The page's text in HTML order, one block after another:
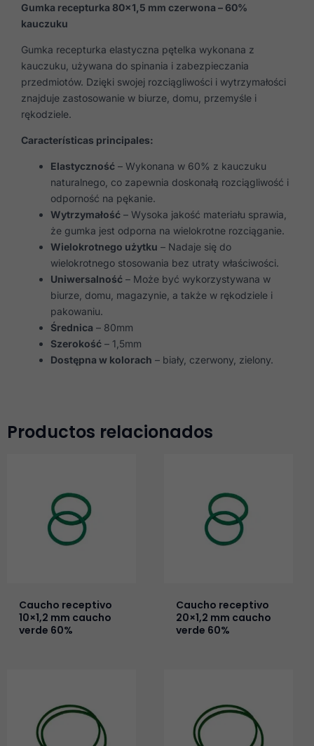
Gumka recepturka 80×1,5 mm czerwona – 60%
kauczuku
Gumka recepturka elastyczna pętelka wykonana z
kauczuku, używana do spinania i zabezpieczania
przedmiotów. Dzięki swojej rozciągliwości i wytrzymałości
znajduje zastosowanie w biurze, domu, przemyśle i
rękodziele.
Características principales:
Elastyczność – Wykonana w 60% z kauczuku
naturalnego, co zapewnia doskonałą rozciągliwość i
odporność na pękanie.
Wytrzymałość – Wysoka jakość materiału sprawia,
że gumka jest odporna na wielokrotne rozciąganie.
Wielokrotnego użytku – Nadaje się do
wielokrotnego stosowania bez utraty właściwości.
Uniwersalność – Może być wykorzystywana w
biurze, domu, magazynie, a także w rękodziele i
pakowaniu.
Średnica – 80mm
Szerokość – 1,5mm
Dostępna w kolorach – biały, czerwony, zielony.
Productos relacionados
Caucho receptivo
10×1,2 mm caucho
verde 60%
Caucho receptivo
20×1,2 mm caucho
verde 60%